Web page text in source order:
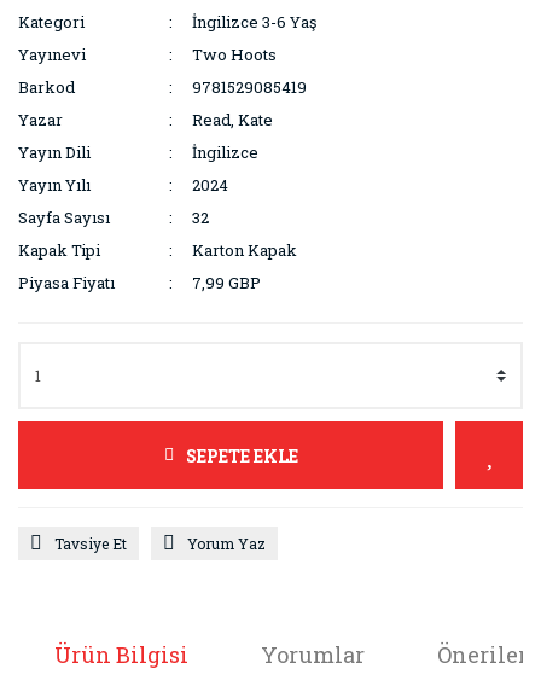
Kategori
İngilizce 3-6 Yaş
Yayınevi
Two Hoots
Barkod
9781529085419
Yazar
Read, Kate
Yayın Dili
İngilizce
Yayın Yılı
2024
Sayfa Sayısı
32
Kapak Tipi
Karton Kapak
Piyasa Fiyatı
7,99 GBP
SEPETE EKLE
Tavsiye Et Yorum Yaz
Ürün Bilgisi Yorumlar